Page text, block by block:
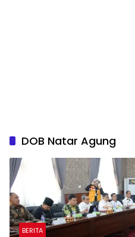
DOB Natar Agung
BERITA